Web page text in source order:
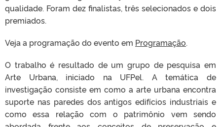
qualidade. Foram dez finalistas, três selecionados e dois
premiados.
Veja a programação do evento em Programação.
O trabalho é resultado de um grupo de pesquisa em
Arte Urbana, iniciado na UFPel. A temática de
investigação consiste em como a arte urbana encontra
suporte nas paredes dos antigos edifícios industriais e
como essa relação com o patrimônio vem sendo